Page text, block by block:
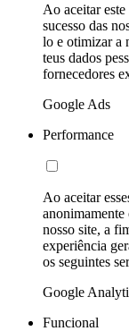
Ao aceitar
sucesso das
lo e otimizar a
teus dados
fornecedores
Google Ads
Performance
Ao aceitar
anonimamente
nosso site, a
experiência
os seguintes
Google
Funcional